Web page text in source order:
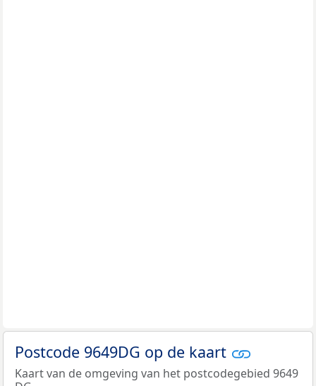
Postcode 9649DG op de kaart
Kaart van de omgeving van het postcodegebied 9649